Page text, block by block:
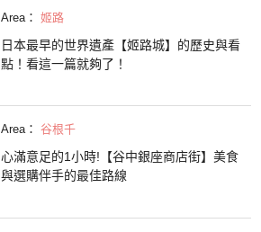
Area： 姬路
日本最早的世界遺產【姬路城】的歷史與看
點！看這一篇就夠了！
Area： 谷根千
心滿意足的1小時!【谷中銀座商店街】美食
與選購伴手的最佳路線